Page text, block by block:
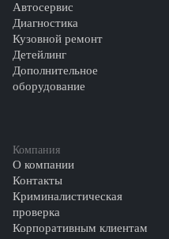
Автосервис
Диагностика
Кузовной ремонт
Детейлинг
Дополнительное
оборудование
Компания
О компании
Контакты
Криминалистическая
проверка
Корпоративным клиентам